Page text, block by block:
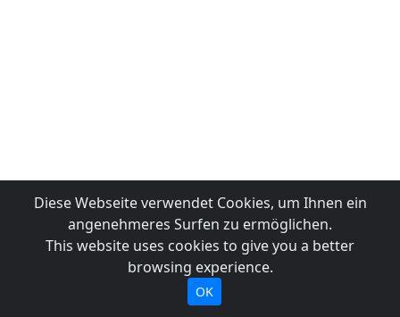
Diese Webseite verwendet Cookies, um Ihnen ein
angenehmeres Surfen zu ermöglichen.
This website uses cookies to give you a better
browsing experience.
OK